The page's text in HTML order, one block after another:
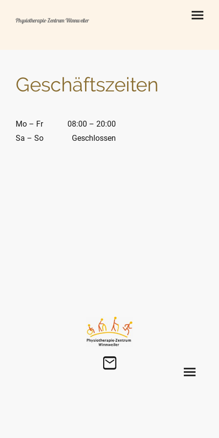
Physiotherapie-Zentrum Winnweiler
Geschäftszeiten
Mo – Fr
08:00 – 20:00
Sa – So
Geschlossen